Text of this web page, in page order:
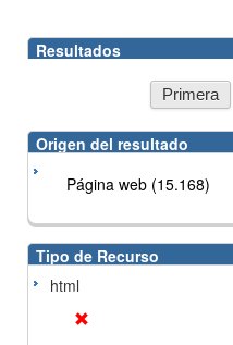
Resultados
Primera
Origen del resultado
Página web (15.168)
Tipo de Recurso
html